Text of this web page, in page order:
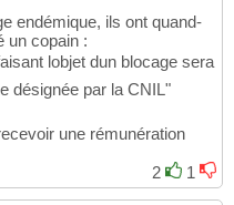
endémique, ils ont quand-
un copain :
lobjet dun blocage sera
désignée par la CNIL"
une rémunération
2
1